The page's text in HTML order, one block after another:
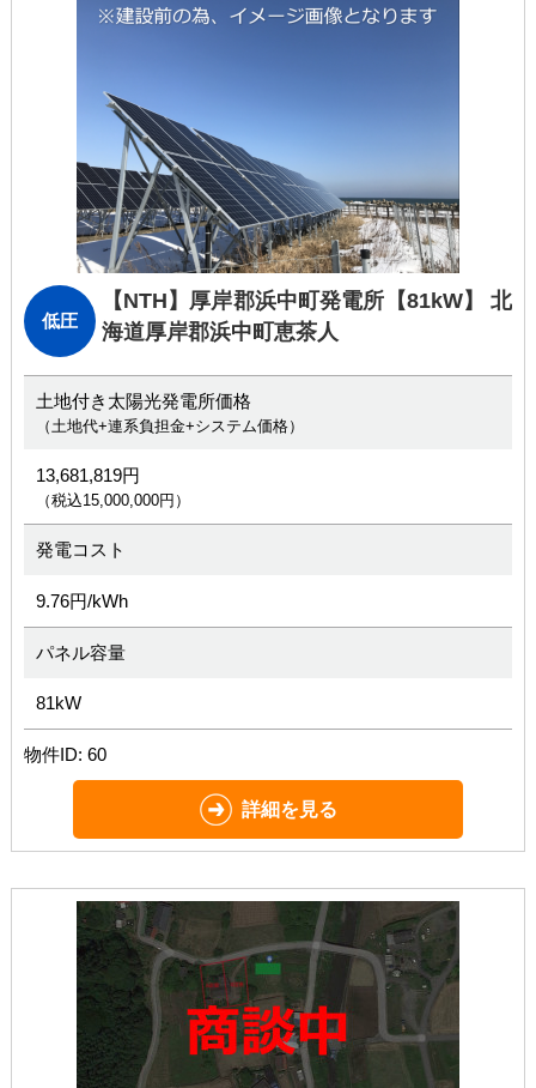
低圧
【NTH】厚岸郡浜中町発電所 【81kW】 北
海道厚岸郡浜中町恵茶人
土地付き太陽光発電所価格
（土地代+連系負担金+システム価格）
13,681,819円
（税込15,000,000円）
発電コスト
9.76円/kWh
パネル容量
81kW
物件ID: 60
詳細を見る